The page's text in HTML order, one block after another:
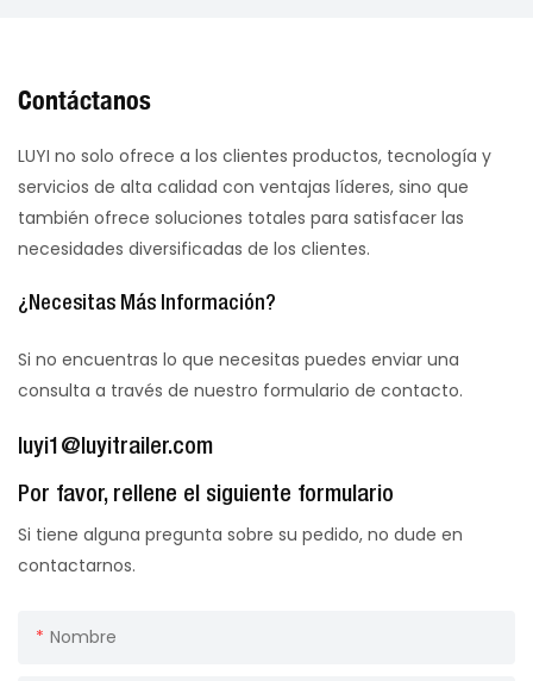
Contáctanos
LUYI no solo ofrece a los clientes productos, tecnología y
servicios de alta calidad con ventajas líderes, sino que
también ofrece soluciones totales para satisfacer las
necesidades diversificadas de los clientes.
¿Necesitas Más Información?
Si no encuentras lo que necesitas puedes enviar una
consulta a través de nuestro formulario de contacto.
luyi1@luyitrailer.com
Por favor, rellene el siguiente formulario
Si tiene alguna pregunta sobre su pedido, no dude en
contactarnos.
Nombre